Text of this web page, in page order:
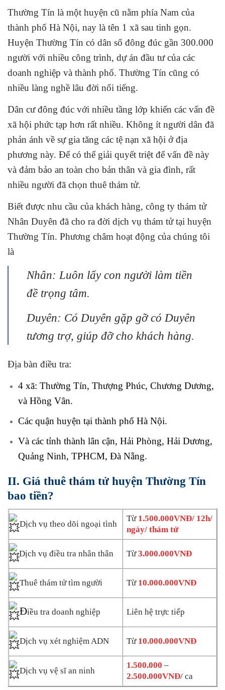
Thường Tín là một huyện cũ nằm phía Nam của
thành phố Hà Nội, nay là tên 1 xã sau tinh gọn.
Huyện Thường Tín có dân số đông đúc gần 300.000
người với nhiều công trình, dự án đầu tư của các
doanh nghiệp và thành phố. Thường Tín cũng có
nhiều làng nghề lâu đời nổi tiếng.
Dân cư đông đúc với nhiều tầng lớp khiến các vấn đề
xã hội phức tạp hơn rất nhiều. Không ít người dân đã
phản ánh về sự gia tăng các tệ nạn xã hội ở địa
phương này. Để có thể giải quyết triệt để vấn đề này
và đảm bảo an toàn cho bản thân và gia đình, rất
nhiều người đã chọn thuê thám tử.
Biết được nhu cầu của khách hàng, công ty thám tử
Nhân Duyên đã cho ra đời dịch vụ thám tử tại huyện
Thường Tín. Phương châm hoạt động của chúng tôi
là
Nhân: Luôn lấy con người làm tiền
đề trọng tâm.
Duyên: Có Duyên gặp gỡ có Duyên
tương trợ, giúp đỡ cho khách hàng.
Địa bàn điều tra:
4 xã: Thường Tín, Thượng Phúc, Chương Dương,
và Hồng Vân.
Các quận huyện tại thành phố Hà Nội.
Và các tỉnh thành lân cận, Hải Phòng, Hải Dương,
Quảng Ninh, TPHCM, Đà Nẵng.
II. Giá thuê thám tử huyện Thường Tín
bao tiền?
Dịch vụ theo dõi ngoại tình
Từ 1.500.000VNĐ/ 12h/
ngày/ thám tử
Dịch vụ điều tra nhân thân Từ3.000.000VNĐ
Thuê thám tử tìm người Từ 10.000.000VNĐ
Điều tra doanh nghiệp Liên hệ trực tiếp
Dịch vụ xét nghiệm ADN Từ 10.000.000VNĐ
Dịch vụ vệ sĩ an ninh
1.500.000 –
2.500.000VNĐ/ ca